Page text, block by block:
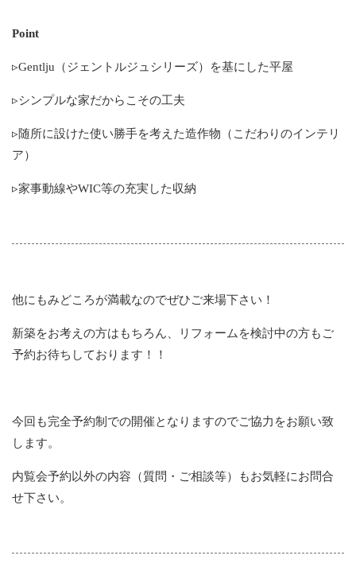
Point
▹Gentlju（ジェントルジュシリーズ）を基にした平屋
▹シンプルな家だからこその工夫
▹随所に設けた使い勝手を考えた造作物（こだわりのインテリ
ア）
▹家事動線やWIC等の充実した収納
他にもみどころが満載なのでぜひご来場下さい！
新築をお考えの方はもちろん、リフォームを検討中の方もご
予約お待ちしております！！
今回も完全予約制での開催となりますのでご協力をお願い致
します。
内覧会予約以外の内容（質問・ご相談等）もお気軽にお問合
せ下さい。